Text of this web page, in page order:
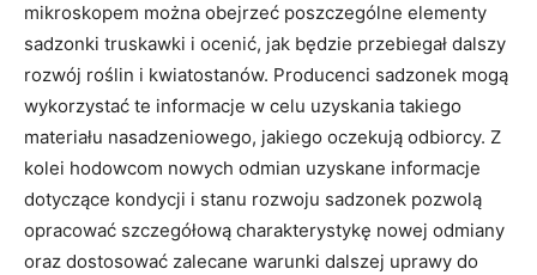
mikroskopem można obejrzeć poszczególne elementy
sadzonki truskawki i ocenić, jak będzie przebiegał dalszy
rozwój roślin i kwiatostanów. Producenci sadzonek mogą
wykorzystać te informacje w celu uzyskania takiego
materiału nasadzeniowego, jakiego oczekują odbiorcy. Z
kolei hodowcom nowych odmian uzyskane informacje
dotyczące kondycji i stanu rozwoju sadzonek pozwolą
opracować szczegółową charakterystykę nowej odmiany
oraz dostosować zalecane warunki dalszej uprawy do